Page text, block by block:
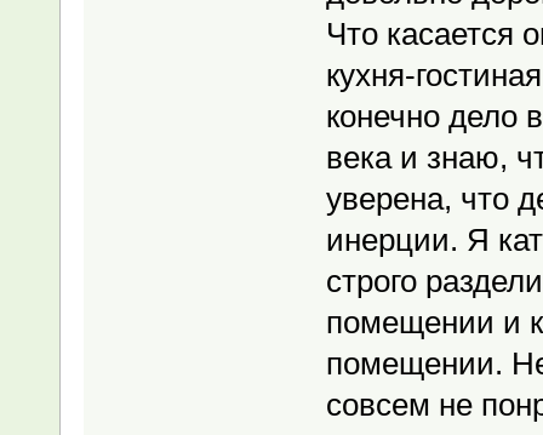
Что касается
кухня-
конечно дело
века и знаю,
уверена, что
инерции. Я
строго
помещении и
помещении.
совсем не